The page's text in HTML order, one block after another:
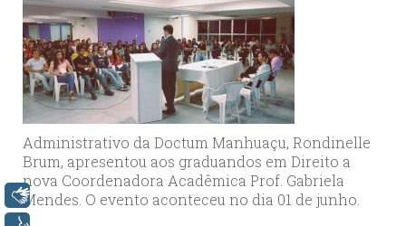
Administrativo da Doctum Manhuaçu, Rondinelle
Brum, apresentou aos graduandos em Direito a
nova Coordenadora Acadêmica Prof. Gabriela
Mendes. O evento aconteceu no dia 01 de junho.
Libras